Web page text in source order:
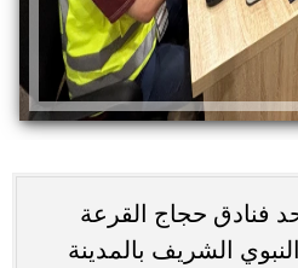
فنادق حجاج القرعة
الشريف بالمدينة